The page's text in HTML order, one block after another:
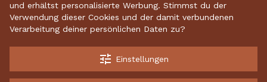
Sparschweine • Räucherfiguren • Keramikhäuser
Kostenloser Versand ab 70 €
und erhältst personalisierte Werbung. Stimmst du der
Verwendung dieser Cookies und der damit verbundenen
Verarbeitung deiner persönlichen Daten zu?
tune Einstellungen